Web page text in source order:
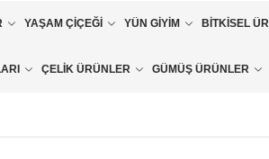
YAŞAM ÇIÇEĞI YÜN GIYIM BITKISEL
ÇELIK ÜRÜNLER GÜMÜŞ ÜRÜNLER